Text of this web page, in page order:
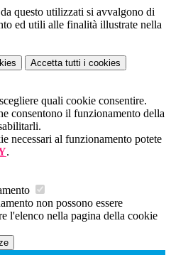
questo utilizzati si avvalgono di
ed utili alle finalità illustrate nella
Accetta tutti i cookies
quali cookie consentire.
consentono il funzionamento della
necessari al funzionamento potete
.
non possono essere
l'elenco nella pagina della cookie